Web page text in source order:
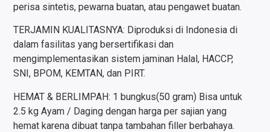
perisa sintetis, pewarna buatan, atau pengawet buatan.
TERJAMIN KUALITASNYA: Diproduksi di Indonesia di
dalam fasilitas yang bersertifikasi dan
mengimplementasikan sistem jaminan Halal, HACCP,
SNI, BPOM, KEMTAN, dan PIRT.
HEMAT & BERLIMPAH: 1 bungkus(50 gram) Bisa untuk
2.5 kg Ayam / Daging dengan harga per sajian yang
hemat karena dibuat tanpa tambahan filler berbahaya.